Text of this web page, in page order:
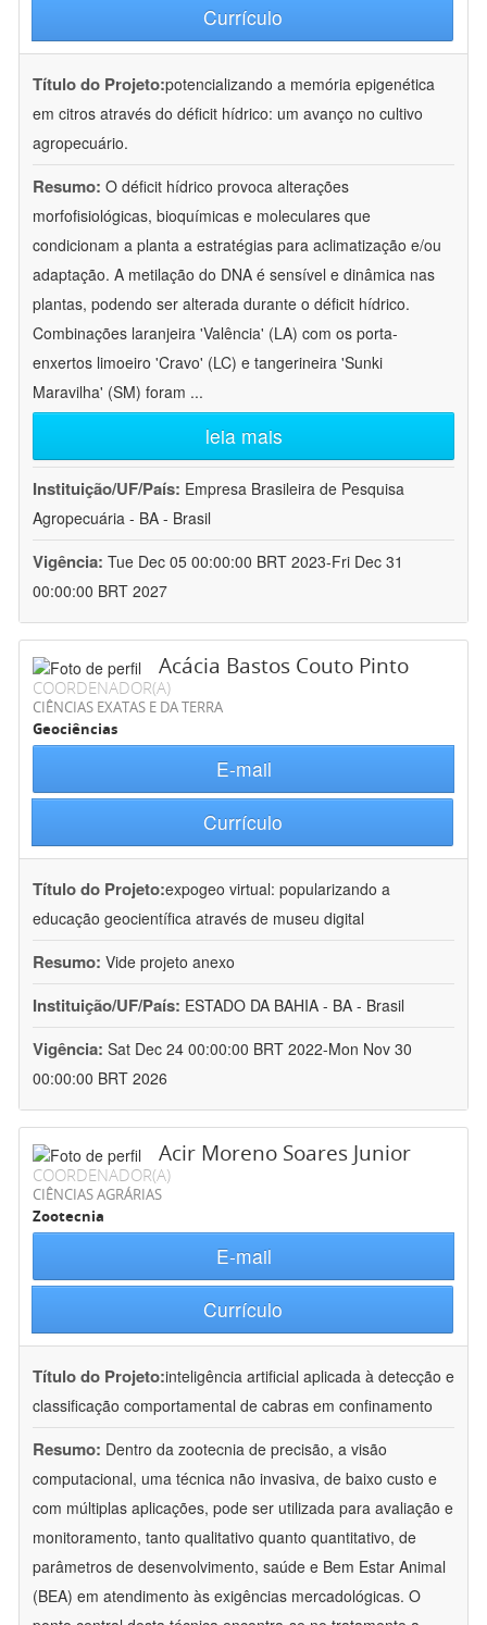
Currículo
Título do Projeto:potencializando a memória epigenética
em citros através do déficit hídrico: um avanço no cultivo
agropecuário.
Resumo: O déficit hídrico provoca alterações
morfofisiológicas, bioquímicas e moleculares que
condicionam a planta a estratégias para aclimatização e/ou
adaptação. A metilação do DNA é sensível e dinâmica nas
plantas, podendo ser alterada durante o déficit hídrico.
Combinações laranjeira 'Valência' (LA) com os porta-
enxertos limoeiro 'Cravo' (LC) e tangerineira 'Sunki
Maravilha' (SM) foram ...
leia mais
Instituição/UF/País: Empresa Brasileira de Pesquisa
Agropecuária - BA - Brasil
Vigência: Tue Dec 05 00:00:00 BRT 2023-Fri Dec 31
00:00:00 BRT 2027
Acácia Bastos Couto Pinto
COORDENADOR(A)
CIÊNCIAS EXATAS E DA TERRA
Geociências
E-mail
Currículo
Título do Projeto:expogeo virtual: popularizando a
educação geocientífica através de museu digital
Resumo: Vide projeto anexo
Instituição/UF/País: ESTADO DA BAHIA - BA - Brasil
Vigência: Sat Dec 24 00:00:00 BRT 2022-Mon Nov 30
00:00:00 BRT 2026
Acir Moreno Soares Junior
COORDENADOR(A)
CIÊNCIAS AGRÁRIAS
Zootecnia
E-mail
Currículo
Título do Projeto:inteligência artificial aplicada à detecção e
classificação comportamental de cabras em confinamento
Resumo: Dentro da zootecnia de precisão, a visão
computacional, uma técnica não invasiva, de baixo custo e
com múltiplas aplicações, pode ser utilizada para avaliação e
monitoramento, tanto qualitativo quanto quantitativo, de
parâmetros de desenvolvimento, saúde e Bem Estar Animal
(BEA) em atendimento às exigências mercadológicas. O